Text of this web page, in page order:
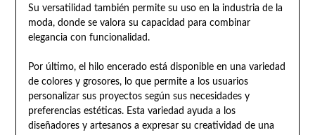
Su versatilidad también permite su uso en la industria de la
moda, donde se valora su capacidad para combinar
elegancia con funcionalidad.
Por último, el hilo encerado está disponible en una variedad
de colores y grosores, lo que permite a los usuarios
personalizar sus proyectos según sus necesidades y
preferencias estéticas. Esta variedad ayuda a los
diseñadores y artesanos a expresar su creatividad de una